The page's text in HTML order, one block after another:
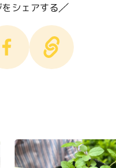
シェアする